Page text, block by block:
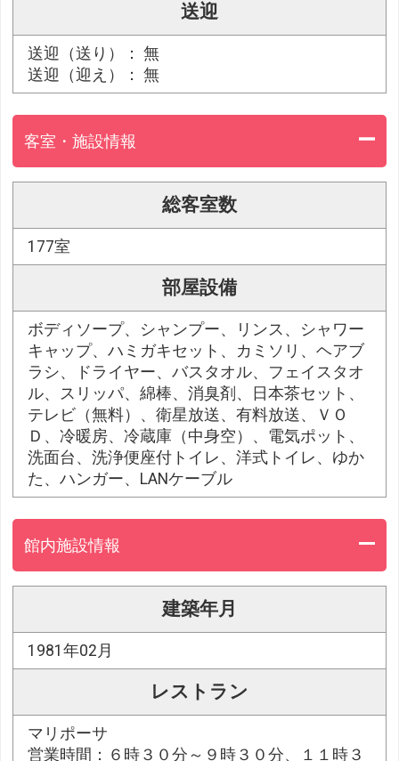
送迎
送迎（送り）： 無
送迎（迎え）： 無
客室・施設情報
総客室数
177室
部屋設備
ボディソープ、シャンプー、リンス、シャワー
キャップ、ハミガキセット、カミソリ、ヘアブ
ラシ、ドライヤー、バスタオル、フェイスタオ
ル、スリッパ、綿棒、消臭剤、日本茶セット、
テレビ（無料）、衛星放送、有料放送、ＶＯ
Ｄ、冷暖房、冷蔵庫（中身空）、電気ポット、
洗面台、洗浄便座付トイレ、洋式トイレ、ゆか
た、ハンガー、LANケーブル
館内施設情報
建築年月
1981年02月
レストラン
マリポーサ
営業時間：６時３０分～９時３０分、１１時３